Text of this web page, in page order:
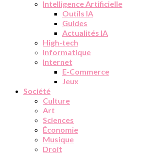
Intelligence Artificielle
Outils IA
Guides
Actualités IA
High-tech
Informatique
Internet
E-Commerce
Jeux
Société
Culture
Art
Sciences
Économie
Musique
Droit